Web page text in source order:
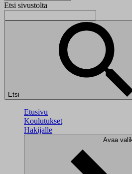
Etsi sivustolta
Etsi
Etusivu
Koulutukset
Hakijalle
Avaa